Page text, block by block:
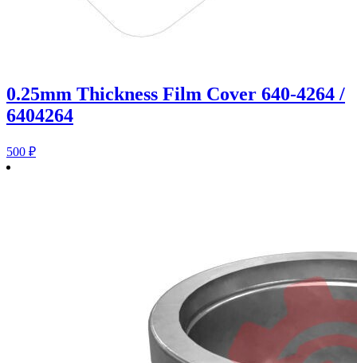
0.25mm Thickness Film Cover 640-4264 /
6404264
500 ₽